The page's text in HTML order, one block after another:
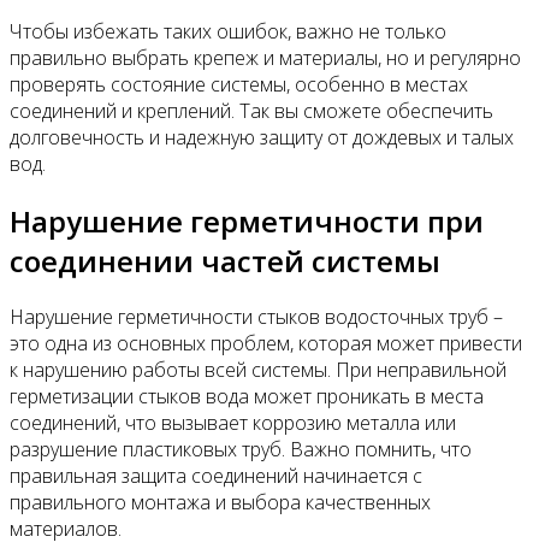
Чтобы избежать таких ошибок, важно не только
правильно выбрать крепеж и материалы, но и регулярно
проверять состояние системы, особенно в местах
соединений и креплений. Так вы сможете обеспечить
долговечность и надежную защиту от дождевых и талых
вод.
Нарушение герметичности при
соединении частей системы
Нарушение герметичности стыков водосточных труб –
это одна из основных проблем, которая может привести
к нарушению работы всей системы. При неправильной
герметизации стыков вода может проникать в места
соединений, что вызывает коррозию металла или
разрушение пластиковых труб. Важно помнить, что
правильная защита соединений начинается с
правильного монтажа и выбора качественных
материалов.